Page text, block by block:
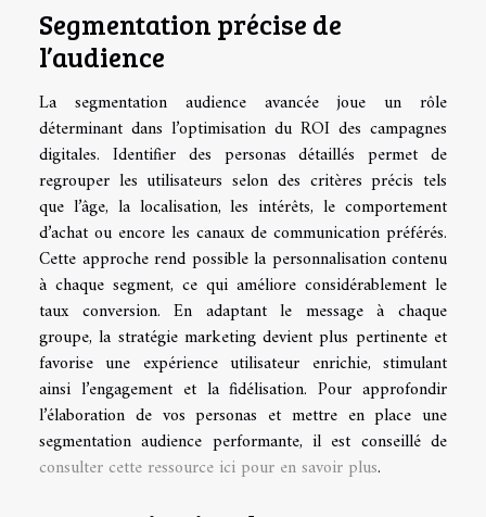
Segmentation précise de
l’audience
La segmentation audience avancée joue un rôle
déterminant dans l’optimisation du ROI des campagnes
digitales. Identifier des personas détaillés permet de
regrouper les utilisateurs selon des critères précis tels
que l’âge, la localisation, les intérêts, le comportement
d’achat ou encore les canaux de communication préférés.
Cette approche rend possible la personnalisation contenu
à chaque segment, ce qui améliore considérablement le
taux conversion. En adaptant le message à chaque
groupe, la stratégie marketing devient plus pertinente et
favorise une expérience utilisateur enrichie, stimulant
ainsi l’engagement et la fidélisation. Pour approfondir
l’élaboration de vos personas et mettre en place une
segmentation audience performante, il est conseillé de
consulter cette ressource ici pour en savoir plus.